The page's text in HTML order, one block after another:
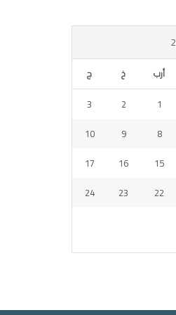
أرب خ ج
1
2
3
8
9
10
15
16
17
22
23
24